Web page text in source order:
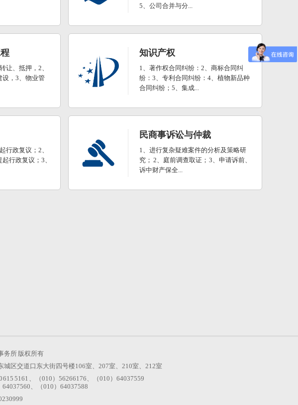
5、公司合并与分...
让、抵押，2、
设，3、物业管
知识产权
1、著作权合同纠纷：2、商标合同纠
纷：3、专利合同纠纷：4、植物新品种
合同纠纷；5、集成...
行政复议；2、
行政复议；3、
民商事诉讼与仲裁
1、进行复杂疑难案件的分析及策略研
究； 2、庭前调查取证； 3、申请诉前、
诉中财产保全...
务所 版权所有
城区交道口东大街四号楼106室、207室、210室、212室
615 5161 、（010）56266176、（010）64037559
、（010）64037588